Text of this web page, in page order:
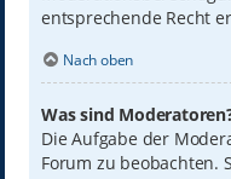
entsprechende Recht
Nach oben
Was sind
Die Aufgabe der
Forum zu beobachten.